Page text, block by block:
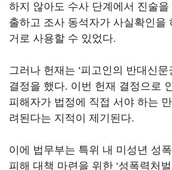
하지 않아도 수사 단계에서 진술을
출하고 조사 동석자가 사실확인을
거로 사용할 수 있었다.
그러나 헌재는 ‘피고인의 반대신문
결정을 했다. 이번 헌재 결정으로
피해자가 법정에 직접 서야 하는
려된다는 지적이 제기된다.
이에 법무부는 특위 내 미성년 성
피해 대책 마련을 위한 ‘성폭력처